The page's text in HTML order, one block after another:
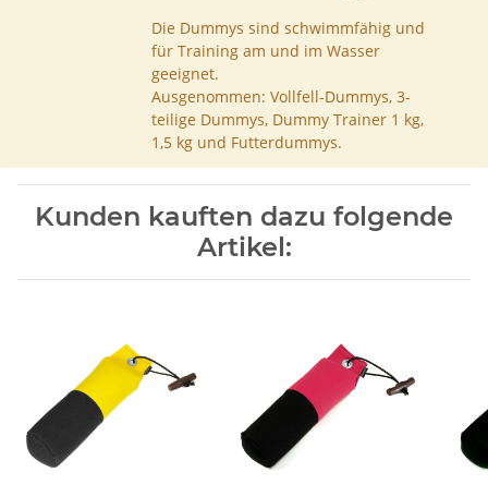
Die Dummys sind schwimmfähig und
für Training am und im Wasser
geeignet.
Ausgenommen: Vollfell-Dummys, 3-
teilige Dummys, Dummy Trainer 1 kg,
1,5 kg und Futterdummys.
Kunden kauften dazu folgende
Artikel: